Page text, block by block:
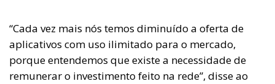
“Cada vez mais nós temos diminuído a oferta de
aplicativos com uso ilimitado para o mercado,
porque entendemos que existe a necessidade de
remunerar o investimento feito na rede”, disse ao